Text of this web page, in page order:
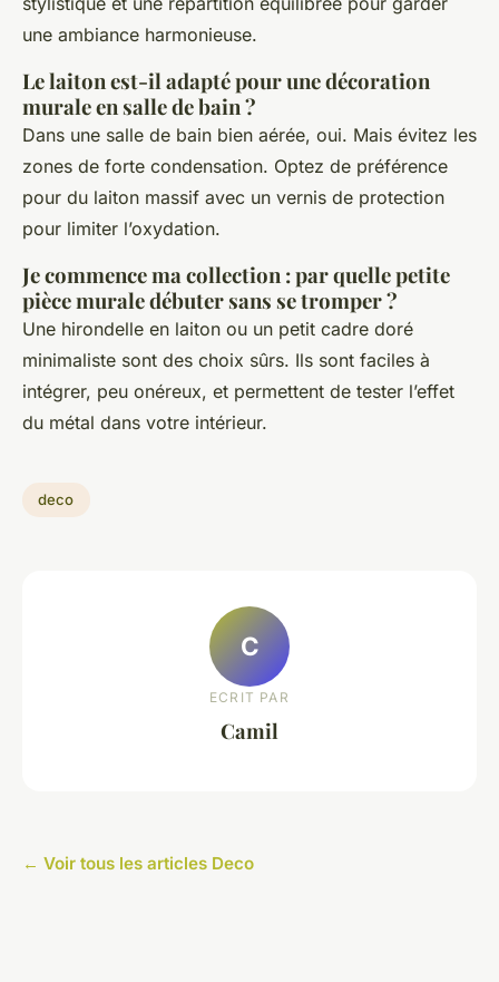
une ambiance harmonieuse.
Le laiton est-il adapté pour une décoration
murale en salle de bain ?
Dans une salle de bain bien aérée, oui. Mais évitez les
zones de forte condensation. Optez de préférence
pour du laiton massif avec un vernis de protection
pour limiter l’oxydation.
Je commence ma collection : par quelle petite
pièce murale débuter sans se tromper ?
Une hirondelle en laiton ou un petit cadre doré
minimaliste sont des choix sûrs. Ils sont faciles à
intégrer, peu onéreux, et permettent de tester l’effet
du métal dans votre intérieur.
deco
C
ECRIT PAR
Camil
← Voir tous les articles Deco